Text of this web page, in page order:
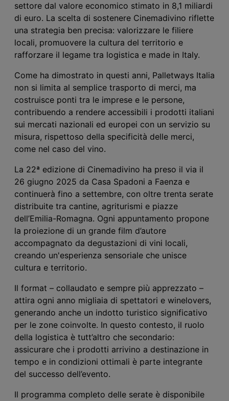
settore dal valore economico stimato in 8,1 miliardi
di euro. La scelta di sostenere Cinemadivino riflette
una strategia ben precisa: valorizzare le filiere
locali, promuovere la cultura del territorio e
rafforzare il legame tra logistica e made in Italy.
Come ha dimostrato in questi anni, Palletways Italia
non si limita al semplice trasporto di merci, ma
costruisce ponti tra le imprese e le persone,
contribuendo a rendere accessibili i prodotti italiani
sui mercati nazionali ed europei con un servizio su
misura, rispettoso della specificità delle merci,
come nel caso del vino.
La 22ª edizione di Cinemadivino ha preso il via il
26 giugno 2025 da Casa Spadoni a Faenza e
continuerà fino a settembre, con oltre trenta serate
distribuite tra cantine, agriturismi e piazze
dell’Emilia-Romagna. Ogni appuntamento propone
la proiezione di un grande film d’autore
accompagnato da degustazioni di vini locali,
creando un'esperienza sensoriale che unisce
cultura e territorio.
Il format – collaudato e sempre più apprezzato –
attira ogni anno migliaia di spettatori e winelovers,
generando anche un indotto turistico significativo
per le zone coinvolte. In questo contesto, il ruolo
della logistica è tutt’altro che secondario:
assicurare che i prodotti arrivino a destinazione in
tempo e in condizioni ottimali è parte integrante
del successo dell’evento.
Il programma completo delle serate è disponibile